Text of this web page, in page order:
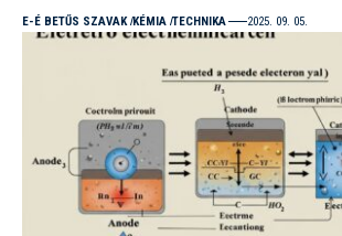
E-É BETŰS SZAVAK KÉMIA TECHNIKA 2025. 09. 05.